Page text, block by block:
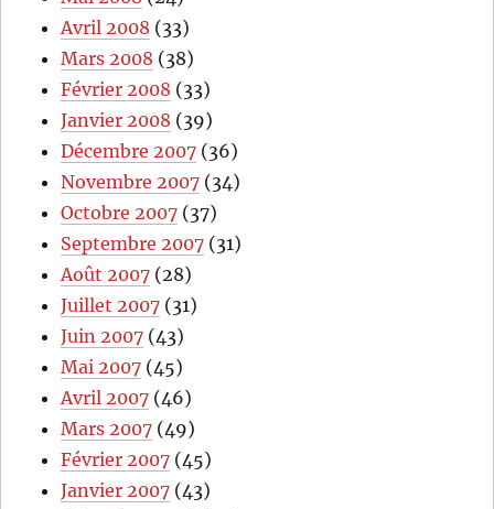
Avril 2008 (33)
Mars 2008 (38)
Février 2008 (33)
Janvier 2008 (39)
Décembre 2007 (36)
Novembre 2007 (34)
Octobre 2007 (37)
Septembre 2007 (31)
Août 2007 (28)
Juillet 2007 (31)
Juin 2007 (43)
Mai 2007 (45)
Avril 2007 (46)
Mars 2007 (49)
Février 2007 (45)
Janvier 2007 (43)